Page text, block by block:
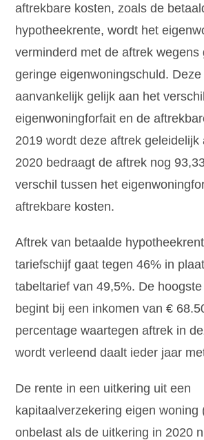
aftrekbare kosten, zoals de
hypotheekrente, wordt het
verminderd met de aftrek wegens
geringe eigenwoningschuld.
aanvankelijk gelijk aan het
eigenwoningforfait en de
2019 wordt deze aftrek geleidelijk
2020 bedraagt de aftrek nog
verschil tussen het
aftrekbare kosten.
Aftrek van betaalde
tariefschijf gaat tegen 46% in
tabeltarief van 49,5%. De
begint bij een inkomen van €
percentage waartegen aftrek in
wordt verleend daalt ieder jaar
De rente in een uitkering uit een
kapitaalverzekering eigen woning
onbelast als de uitkering in 2020